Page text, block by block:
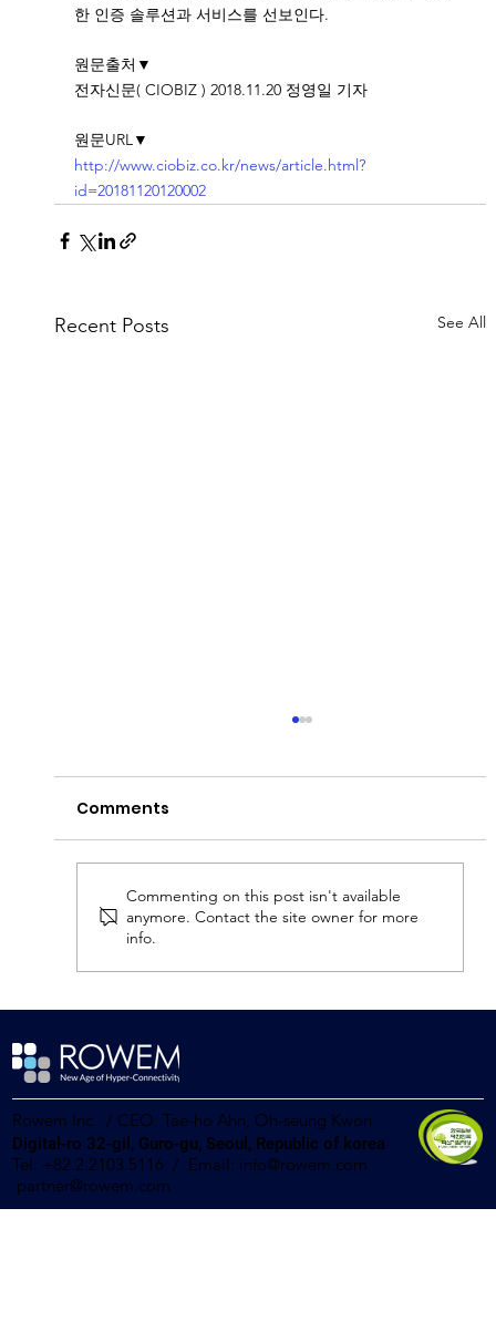
한 인증 솔루션과 서비스를 선보인다.
원문출처▼
전자신문( CIOBIZ ) 2018.11.20 정영일 기자
원문URL▼
http://www.ciobiz.co.kr/news/article.html?
id=20181120120002
Recent Posts See All
음산협 - 디알엠브릿지 – 로웸, K-
Contents IP 활성화 프로젝트를 위한 업무
협약 체결
Comments
Commenting on this post isn't available
anymore. Contact the site owner for more
info.
Rowem Inc. / CEO: Tae-ho Ahn, Oh-seung Kwon
Tel: +82.2.2103.5116 / Email: info@rowem.com
partner@rowem.com
Digital-ro 32-gil, Guro-gu, Seoul, Republic of korea